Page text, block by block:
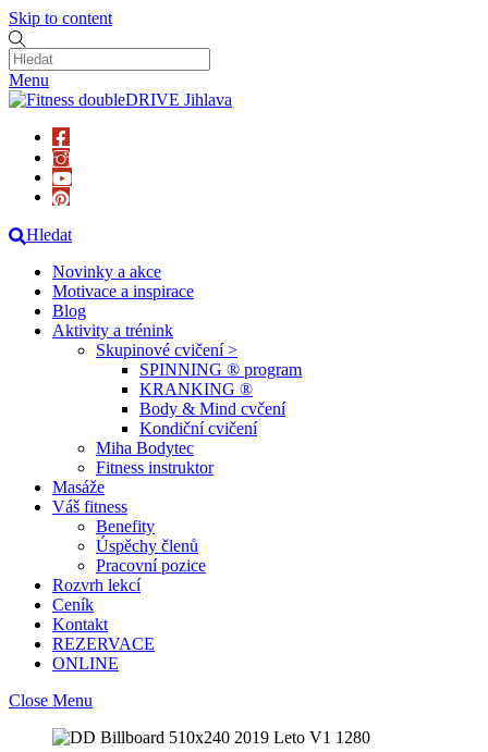
Skip to content
Menu
Hledat
Novinky a akce
Motivace a inspirace
Blog
Aktivity a trénink
Skupinové cvičení >
SPINNING ® program
KRANKING ®
Body & Mind cvčení
Kondiční cvičení
Miha Bodytec
Fitness instruktor
Masáže
Váš fitness
Benefity
Úspěchy členů
Pracovní pozice
Rozvrh lekcí
Ceník
Kontakt
REZERVACE
ONLINE
Close Menu